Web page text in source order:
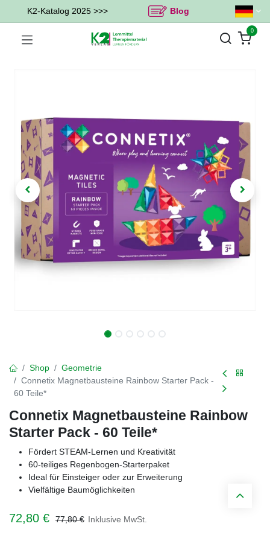
K2-Katalog 2025 >>> Blog
0
Shop
Geometrie
Connetix Magnetbausteine Rainbow Starter Pack -
60 Teile*
Connetix Magnetbausteine Rainbow
Starter Pack - 60 Teile*
Fördert STEAM-Lernen und Kreativität
60-teiliges Regenbogen-Starterpaket
Ideal für Einsteiger oder zur Erweiterung
Vielfältige Baumöglichkeiten
72,80 € 77,80€ Inklusive MwSt.